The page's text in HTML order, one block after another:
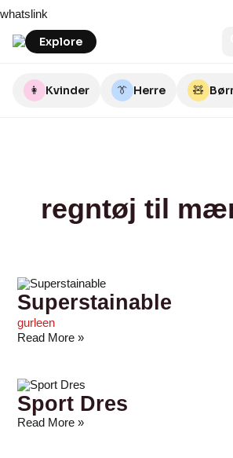
to
content
whatslink
Explore
👩 Kvinder 👔 Herre 🧸
regntøj til
Superstainable
gurleen
Read More »
Sport Dres
Dres
Read More »